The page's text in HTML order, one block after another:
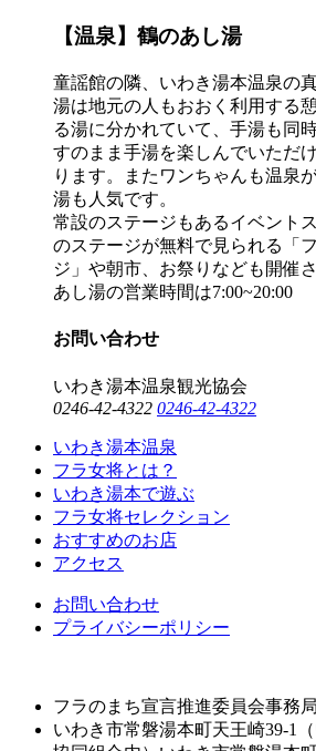
【温泉】鶴のあし湯
童謡館の隣、いわき湯本温泉の
湯は地元の人もおおく利用する
る湯に分かれていて、手湯も同
すのまま手湯を楽しんでいただ
ります。またワンちゃんも温泉
湯も人気です。
常設のステージもあるイベント
のステージが無料で見られる「
ジ」や朝市、お祭りなども開催
あし湯の営業時間は7:00~20:00
お問い合わせ
いわき湯本温泉観光協会
0246-42-4322 0246-42-4322
いわき湯本温泉
フラ女将とは？
いわき湯本で遊ぶ
フラ女将セレクション
おすすめのお店
アクセス
お問い合わせ
プライバシーポリシー
フラのまち宣言推進委員会事務局
いわき市常磐湯本町天王崎39-1